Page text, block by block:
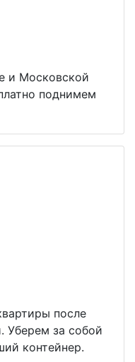
и Московской
поднимем
после
Уберем за собой
контейнер.